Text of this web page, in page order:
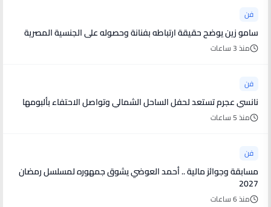
فن
سامو زين يوضح حقيقة ارتباطه بفنانة وحصوله على الجنسية المصرية
منذ 3 ساعات
فن
نانسي عجرم تستعد لحفل الساحل الشمالي وتواصل الاحتفاء بألبومها
منذ 5 ساعات
فن
مسابقة وجوائز مالية .. أحمد العوضي يشوق جمهوره لمسلسل رمضان
2027
منذ 6 ساعات